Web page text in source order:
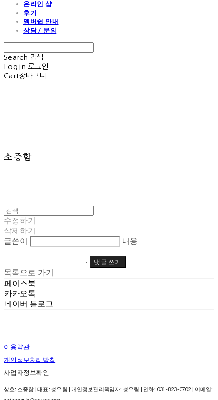
온라인 샵
후기
멤버쉽 안내
상담 / 문의
Search 검색
Log In 로그인
Cart장바구니
소중함
수정하기
삭제하기
글쓴이
내용
댓글 쓰기
목록으로 가기
페이스북
카카오톡
네이버 블로그
이용약관
개인정보처리방침
사업자정보확인
상호: 소중함 | 대표: 성유림 | 개인정보관리책임자: 성유림 | 전화: 031-823-0702 | 이메일: